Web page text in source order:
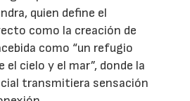
quien define el
como la creación de
como “un refugio
el cielo y el mar”, donde la
transmitiera sensación